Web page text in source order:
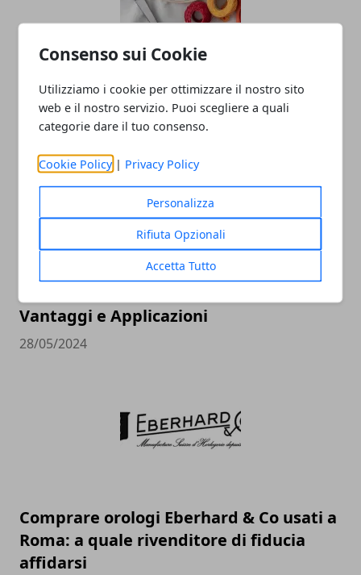
Consenso sui Cookie
Utilizziamo i cookie per ottimizzare il nostro sito
web e il nostro servizio. Puoi scegliere a quali
categorie dare il tuo consenso.
Cookie Policy | Privacy Policy
Personalizza
Rifiuta Opzionali
Accetta Tutto
Ricami francesi: eleganza, tradizione e
nell’artigianato
20/03/2025
Vantaggi e Applicazioni
28/05/2024
Comprare orologi Eberhard & Co usati a
Roma: a quale rivenditore di fiducia
affidarsi